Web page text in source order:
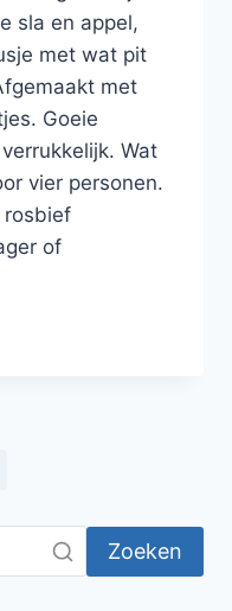
sla en appel,
met wat pit
met
Goeie
Wat
vier personen.
rosbief
of
Zoeken